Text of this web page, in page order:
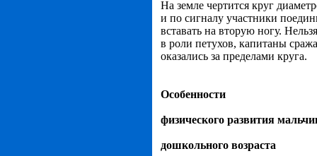
На земле чертится круг
и по сигналу участники
вставать на вторую ногу.
в роли петухов, капитаны
оказались за пределами круга.
Особенности
физического развития
дошкольного возраста